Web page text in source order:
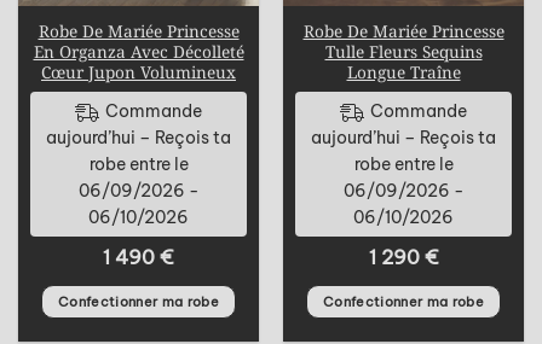
Robe De Mariée Princesse
En Organza Avec Décolleté
Cœur Jupon Volumineux
Commande
aujourd’hui – Reçois ta
robe entre le
06/09/2026 -
06/10/2026
1 490 €
Confectionner ma robe
Robe De Mariée Princesse
Tulle Fleurs Sequins
Longue Traîne
Commande
aujourd’hui – Reçois ta
robe entre le
06/09/2026 -
06/10/2026
1 290 €
Confectionner ma robe